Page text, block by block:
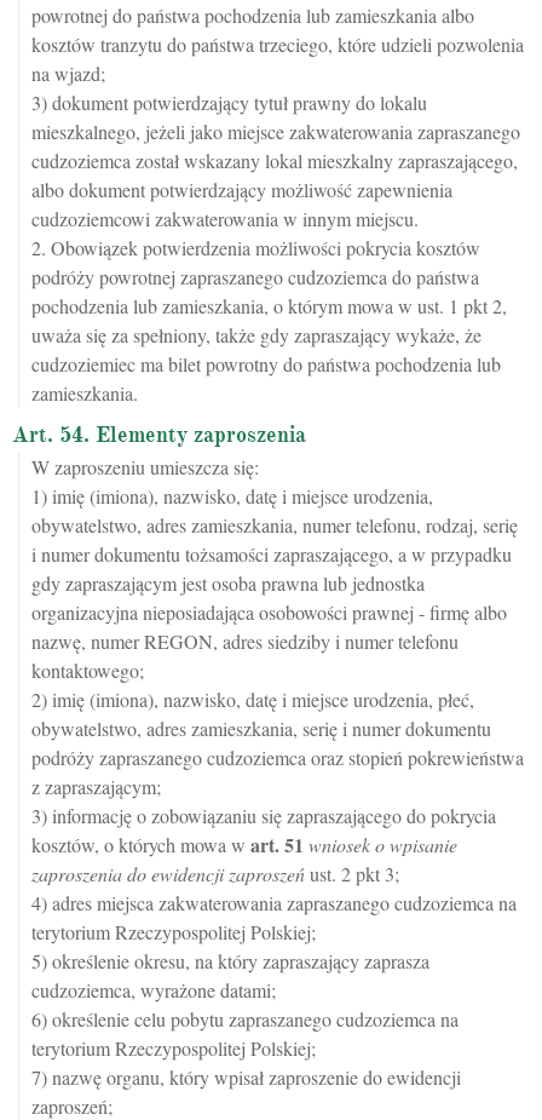
powrotnej do państwa pochodzenia lub zamieszkania albo
kosztów tranzytu do państwa trzeciego, które udzieli pozwolenia
na wjazd;
3) dokument potwierdzający tytuł prawny do lokalu
mieszkalnego, jeżeli jako miejsce zakwaterowania zapraszanego
cudzoziemca został wskazany lokal mieszkalny zapraszającego,
albo dokument potwierdzający możliwość zapewnienia
cudzoziemcowi zakwaterowania w innym miejscu.
2. Obowiązek potwierdzenia możliwości pokrycia kosztów
podróży powrotnej zapraszanego cudzoziemca do państwa
pochodzenia lub zamieszkania, o którym mowa w ust. 1 pkt 2,
uważa się za spełniony, także gdy zapraszający wykaże, że
cudzoziemiec ma bilet powrotny do państwa pochodzenia lub
zamieszkania.
Art. 54. Elementy zaproszenia
W zaproszeniu umieszcza się:
1) imię (imiona), nazwisko, datę i miejsce urodzenia,
obywatelstwo, adres zamieszkania, numer telefonu, rodzaj, serię
i numer dokumentu tożsamości zapraszającego, a w przypadku
gdy zapraszającym jest osoba prawna lub jednostka
organizacyjna nieposiadająca osobowości prawnej - firmę albo
nazwę, numer REGON, adres siedziby i numer telefonu
kontaktowego;
2) imię (imiona), nazwisko, datę i miejsce urodzenia, płeć,
obywatelstwo, adres zamieszkania, serię i numer dokumentu
podróży zapraszanego cudzoziemca oraz stopień pokrewieństwa
z zapraszającym;
3) informację o zobowiązaniu się zapraszającego do pokrycia
kosztów, o których mowa w art.51 wniosek o wpisanie
zaproszenia do ewidencji zaproszeńust. 2 pkt 3;
4) adres miejsca zakwaterowania zapraszanego cudzoziemca na
terytorium Rzeczypospolitej Polskiej;
5) określenie okresu, na który zapraszający zaprasza
cudzoziemca, wyrażone datami;
6) określenie celu pobytu zapraszanego cudzoziemca na
terytorium Rzeczypospolitej Polskiej;
7) nazwę organu, który wpisał zaproszenie do ewidencji
zaproszeń;